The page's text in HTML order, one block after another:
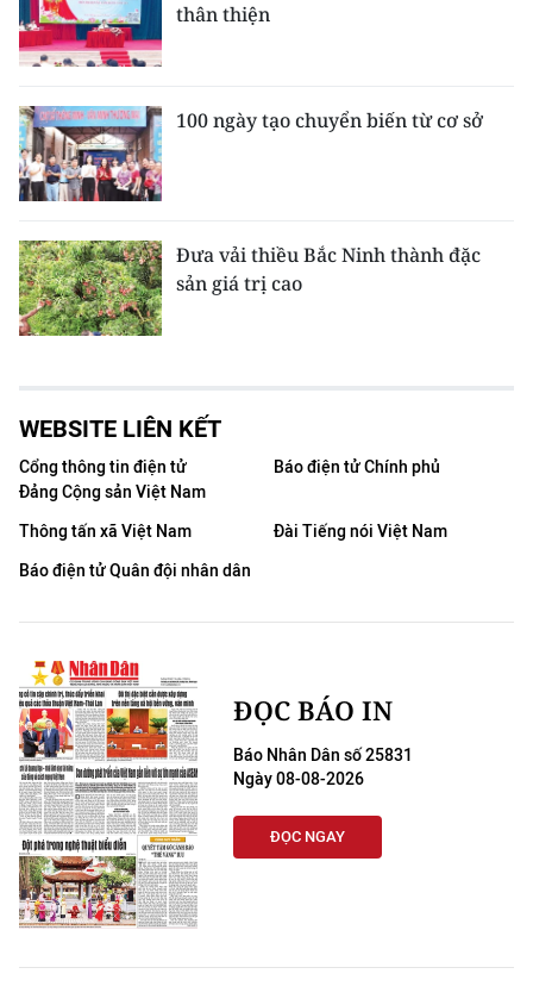
thân thiện
100 ngày tạo chuyển biến từ cơ sở
Đưa vải thiều Bắc Ninh thành đặc
sản giá trị cao
WEBSITE LIÊN KẾT
Cổng thông tin điện tử
Đảng Cộng sản Việt Nam
Báo điện tử Chính phủ
Thông tấn xã Việt Nam
Đài Tiếng nói Việt Nam
Báo điện tử Quân đội nhân dân
ĐỌC BÁO IN
Báo Nhân Dân số 25831
Ngày 08-08-2026
ĐỌC NGAY